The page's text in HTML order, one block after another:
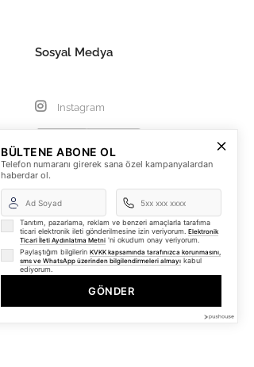
Sosyal Medya
Instagram
BÜLTENE ABONE OL
Telefon numaranı girerek sana özel kampanyalardan
haberdar ol.
Tanıtım, pazarlama, reklam ve benzeri amaçlarla tarafıma
ticari elektronik ileti gönderilmesine izin veriyorum. Elektronik
Ticari İleti Aydınlatma Metni 'ni okudum onay veriyorum.
Paylaştığım bilgilerin KVKK kapsamında tarafınızca korunmasını,
sms ve WhatsApp üzerinden bilgilendirmeleri almayı kabul
ediyorum.
GÖNDER